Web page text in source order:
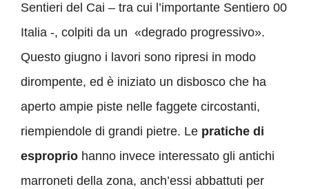
Sentieri del Cai – tra cui l’importante Sentiero 00
Italia -, colpiti da un «degrado progressivo».
Questo giugno i lavori sono ripresi in modo
dirompente, ed è iniziato un disbosco che ha
aperto ampie piste nelle faggete circostanti,
riempiendole di grandi pietre. Le pratiche di
esproprio hanno invece interessato gli antichi
marroneti della zona, anch’essi abbattuti per